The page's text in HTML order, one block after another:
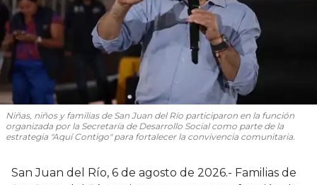
Niñas, niños y familias de San Juan del Río participaron en la función
organizada por la Secretaría de Desarrollo Social como parte de la
estrategia "Aquí Contigo" para fortalecer la convivencia comunitaria.
San Juan del Río, 6 de agosto de 2026.- Familias de